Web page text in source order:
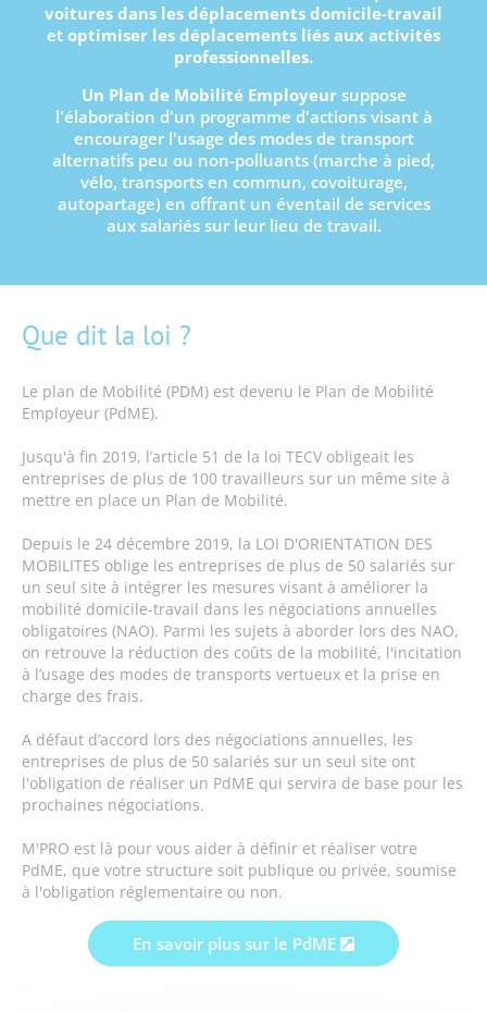
voitures dans les déplacements domicile-travail
et optimiser les déplacements liés aux activités
professionnelles.
Un Plan de Mobilité Employeursuppose
l'élaboration d'un programme d'actions visant à
encourager l'usage des modes de transport
alternatifs peu ou non-polluants (marche à pied,
vélo, transports en commun, covoiturage,
autopartage) en offrant un éventail de services
aux salariés sur leur lieu de travail.
Que dit la loi ?
Le plan de Mobilité (PDM) est devenu le Plan de Mobilité
Employeur (PdME).
Jusqu'à fin 2019, l’article 51 de la loi TECV obligeait les
entreprises de plus de 100 travailleurs sur un même site à
mettre en place un Plan de Mobilité.
Depuis le 24 décembre 2019, la LOI D'ORIENTATION DES
MOBILITES oblige les entreprises de plus de 50 salariés sur
un seul site à intégrer les mesures visant à améliorer la
mobilité domicile-travail dans les négociations annuelles
obligatoires (NAO). Parmi les sujets à aborder lors des NAO,
on retrouve la réduction des coûts de la mobilité, l'incitation
à l’usage des modes de transports vertueux et la prise en
charge des frais.
A défaut d’accord lors des négociations annuelles, les
entreprises de plus de 50 salariés sur un seul site ont
l'obligation de réaliser un PdME qui servira de base pour les
prochaines négociations.
M'PRO est là pour vous aider à définir et réaliser votre
PdME, que votre structure soit publique ou privée, soumise
à l'obligation réglementaire ou non.
En savoir plus sur le PdME